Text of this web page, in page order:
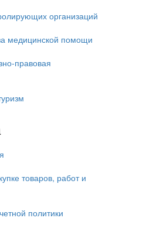
организаций
медицинской помощи
правовая
товаров, работ и
политики